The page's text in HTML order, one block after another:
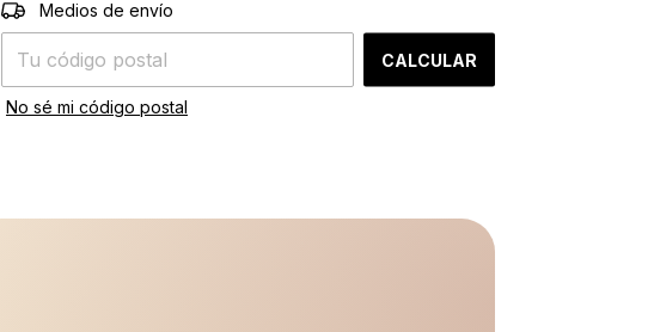
Entregas para el CP:
Medios de envío
CALCULAR
No sé mi código postal